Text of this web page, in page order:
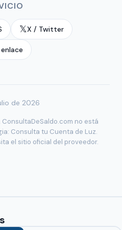
𝕏X / Twitter
de 2026
no está
Consulta tu Cuenta de Luz.
el sitio oficial del proveedor.